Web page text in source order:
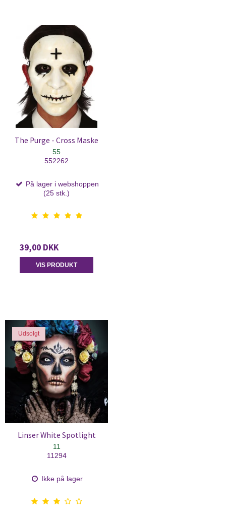
The Purge - Cross Maske
55
552262
På lager i webshoppen
(25 stk.)
39,00 DKK
VIS PRODUKT
Udsolgt
Linser White Spotlight
11
11294
Ikke på lager